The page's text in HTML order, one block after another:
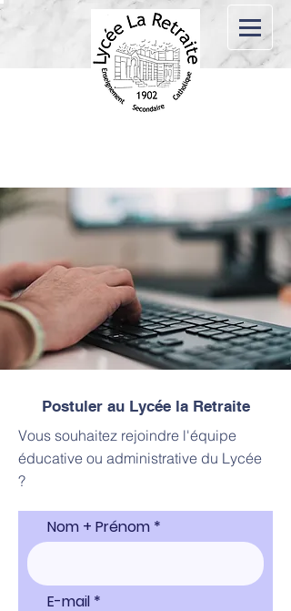
Postuler au Lycée la Retraite
Vous souhaitez rejoindre l'équipe
éducative ou administrative du Lycée
?
Nom + Prénom
E-mail